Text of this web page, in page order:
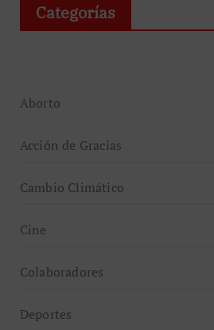
Categorías
Aborto
Acción de Gracias
Cambio Climático
Cine
Colaboradores
Deportes